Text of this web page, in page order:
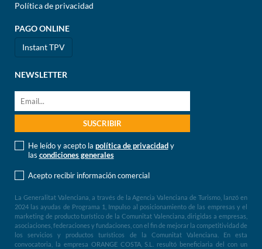
Política de privacidad
PAGO ONLINE
Instant TPV
NEWSLETTER
He leído y acepto la política de privacidady
las condiciones generales
Acepto recibir información comercial
La Generalitat Valenciana, a través de la Agencia Valenciana de Turismo, lanzó en
2024 las ayudas de Programa 1, Impulso al posicionamiento de las empresas y el
marketing de producto turístico de la Comunitat Valenciana, dirigidas a empresas,
asociaciones, federaciones y fundaciones, con el fin de mejorar la competitividad de
los servicios y productos turísticos de la Comunitat Valenciana. En esta
convocatoria, la empresa ORANGE COSTA, S.L. resultó beneficiaria del con un